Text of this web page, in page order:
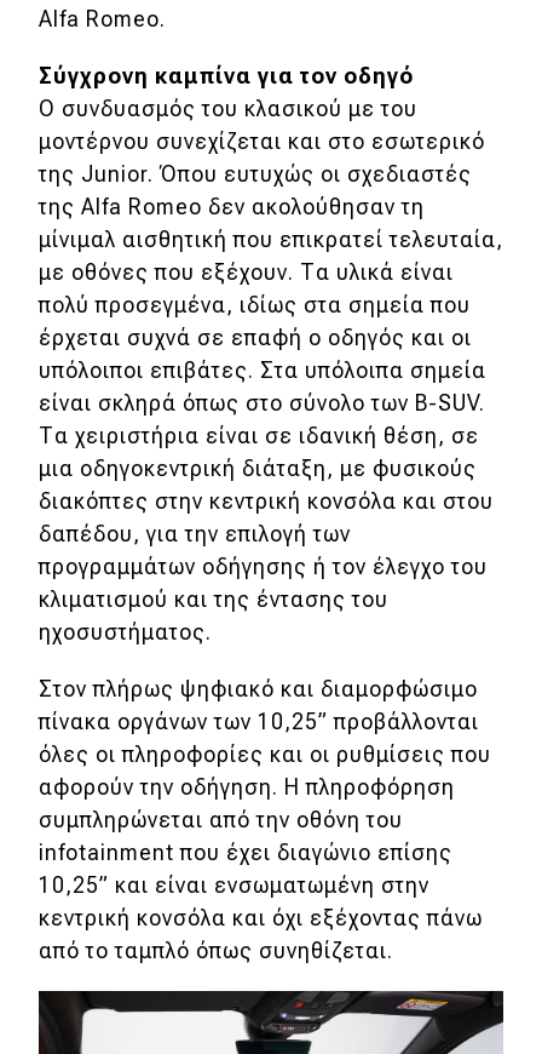
Alfa Romeo.
Σύγχρονη καμπίνα για τον οδηγό
Ο συνδυασμός του κλασικού με του
μοντέρνου συνεχίζεται και στο εσωτερικό
της Junior. Όπου ευτυχώς οι σχεδιαστές
της Alfa Romeo δεν ακολούθησαν τη
μίνιμαλ αισθητική που επικρατεί τελευταία,
με οθόνες που εξέχουν. Τα υλικά είναι
πολύ προσεγμένα, ιδίως στα σημεία που
έρχεται συχνά σε επαφή ο οδηγός και οι
υπόλοιποι επιβάτες. Στα υπόλοιπα σημεία
είναι σκληρά όπως στο σύνολο των B-SUV.
Τα χειριστήρια είναι σε ιδανική θέση, σε
μια οδηγοκεντρική διάταξη, με φυσικούς
διακόπτες στην κεντρική κονσόλα και στου
δαπέδου, για την επιλογή των
προγραμμάτων οδήγησης ή τον έλεγχο του
κλιματισμού και της έντασης του
ηχοσυστήματος.
Στον πλήρως ψηφιακό και διαμορφώσιμο
πίνακα οργάνων των 10,25” προβάλλονται
όλες οι πληροφορίες και οι ρυθμίσεις που
αφορούν την οδήγηση. Η πληροφόρηση
συμπληρώνεται από την οθόνη του
infotainment που έχει διαγώνιο επίσης
10,25” και είναι ενσωματωμένη στην
κεντρική κονσόλα και όχι εξέχοντας πάνω
από το ταμπλό όπως συνηθίζεται.